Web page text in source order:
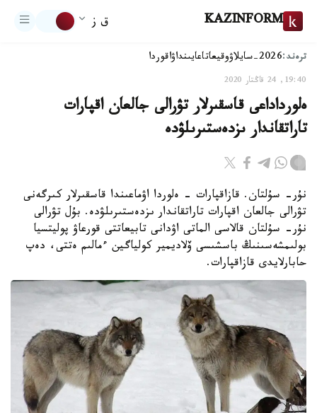
KAZINFORM ق ز
ترەند:2026-سايلاۋ وقيعاتاعايىنداۋاقوردا
19:40, 24 قاڭتار 2020
ەلورداداعى قاسقىرلار تۋرالى جالعان اقپارات
تاراتقاندار ىزدەستىرىلۋدە
نۇر- سۇلتان. قازاقپارات - ەلوردا اۋماعىندا قاسقىرلار كىرگەنى
تۋرالى جالعان اقپارات تاراتقاندار ىزدەستىرىلۋدە. بۇل تۋرالى
نۇر- سۇلتان قالاسى الماتى اۋدانى تابيعاتتى قورعاۋ پوليتسيا
بولىمشەسىنىڭ باسشىسى ۆلاديمير كولياگين ءمالىم ەتتى، دەپ
حابارلايدى قازاقپارات.